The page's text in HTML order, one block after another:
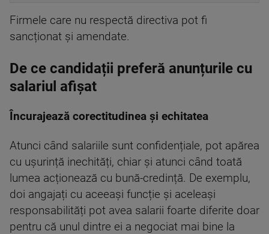
Firmele care nu respectă directiva pot fi
sancționat și amendate.
De ce candidații preferă anunțurile cu
salariul afișat
Încurajează corectitudinea și echitatea
Atunci când salariile sunt confidențiale, pot apărea
cu ușurință inechități, chiar și atunci când toată
lumea acționează cu bună-credință. De exemplu,
doi angajați cu aceeași funcție și aceleași
responsabilități pot avea salarii foarte diferite doar
pentru că unul dintre ei a negociat mai bine la